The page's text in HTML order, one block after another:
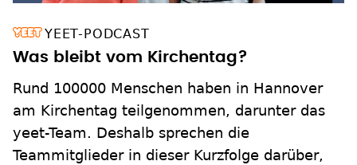
YEET-PODCAST
Was bleibt vom Kirchentag?
Rund 100000 Menschen haben in Hannover
am Kirchentag teilgenommen, darunter das
yeet-Team. Deshalb sprechen die
Teammitglieder in dieser Kurzfolge darüber,